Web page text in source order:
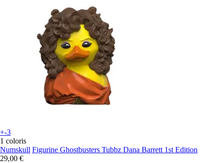
+-3
1 coloris
Numskull Figurine Ghostbusters Tubbz Dana Barrett 1st Edition
29,00 €